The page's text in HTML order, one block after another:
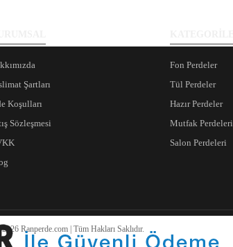
Şartları
Koşulları
Sözleşmesi
Fon Perdeler
Tül Perdeler
Hazır Perdeler
Mutfak Perdeleri
Salon Perdeleri
Ranperde.com | Tüm Hakları Saklıdır.